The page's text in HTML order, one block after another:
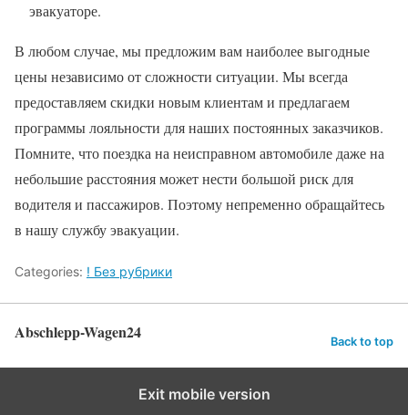
эвакуаторе.
В любом случае, мы предложим вам наиболее выгодные
цены независимо от сложности ситуации. Мы всегда
предоставляем скидки новым клиентам и предлагаем
программы лояльности для наших постоянных заказчиков.
Помните, что поездка на неисправном автомобиле даже на
небольшие расстояния может нести большой риск для
водителя и пассажиров. Поэтому непременно обращайтесь
в нашу службу эвакуации.
Categories: ! Без рубрики
Abschlepp-Wagen24 Back to top
Exit mobile version